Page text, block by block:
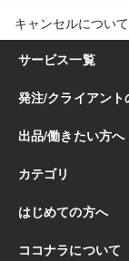
キャンセルについて